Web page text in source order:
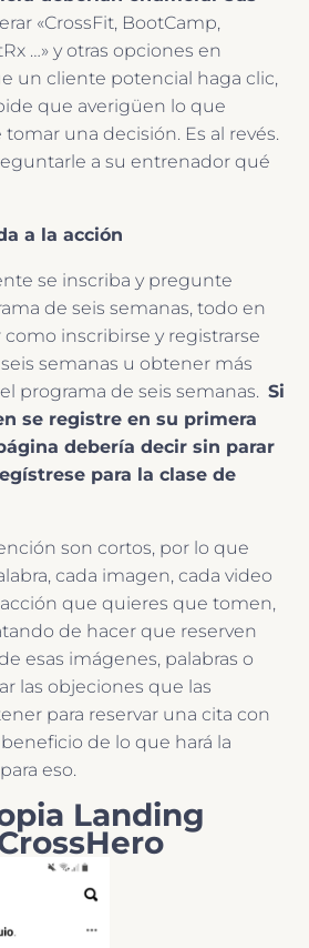
«CrossFit, BootCamp,
…» y otras opciones en
un cliente potencial haga clic,
que averigüen lo que
una decisión. Es al revés.
a su entrenador qué
a la acción
se inscriba y pregunte
de seis semanas, todo en
inscribirse y registrarse
semanas u obtener más
programa de seis semanas. Si
se registre en su primera
debería decir sin parar
para la clase de
son cortos, por lo que
cada imagen, cada video
que quieres que tomen,
de hacer que reserven
esas imágenes, palabras o
las objeciones que las
para reservar una cita con
de lo que hará la
eso.
Landing